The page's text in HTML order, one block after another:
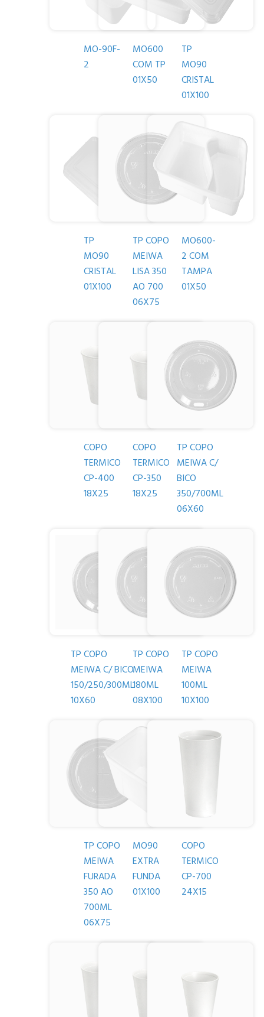
MO-90F-
2
MO600
COM TP
01X50
TP
MO90
CRISTAL
01X100
TP
MO90
CRISTAL
01X100
TP COPO
MEIWA
LISA 350
AO 700
06X75
MO600-
2 COM
TAMPA
01X50
COPO
TERMICO
CP-400
18X25
COPO
TERMICO
CP-350
18X25
TP COPO
MEIWA C/
BICO
350/700ML
06X60
TP COPO
MEIWA C/ BICO
150/250/300ML
10X60
TP COPO
MEIWA
180ML
08X100
TP COPO
MEIWA
100ML
10X100
TP COPO
MEIWA
FURADA
350 AO
700ML
06X75
MO90
EXTRA
FUNDA
01X100
COPO
TERMICO
CP-700
24X15